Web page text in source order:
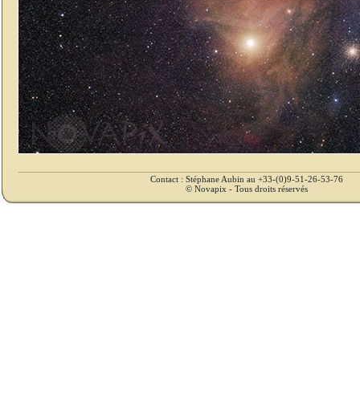
Contact : Stéphane Aubin au +33-(0)9-51-26-53-76
© Novapix - Tous droits réservés